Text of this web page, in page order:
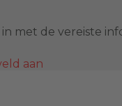
met de vereiste